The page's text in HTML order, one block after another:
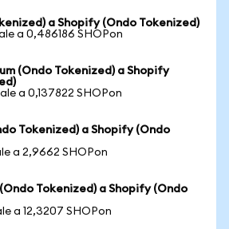
a Shopify (Ondo Tokenized)
a 0,486186 SHOPon
(Ondo Tokenized) a Shopify
a 0,137822 SHOPon
Tokenized) a Shopify (Ondo
a 2,9662 SHOPon
Tokenized) a Shopify (Ondo
a 12,3207 SHOPon